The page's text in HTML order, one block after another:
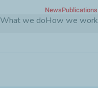
What we doHow we work
NewsPublications